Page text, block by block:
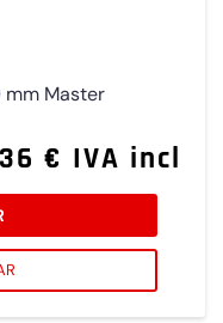
Master
€ IVA incl